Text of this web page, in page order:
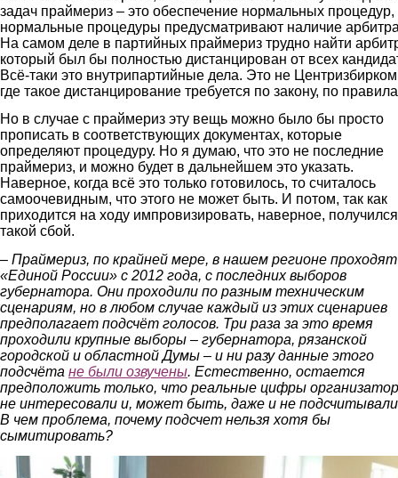
задач праймериз – это обеспечение нормальных процедур,
нормальные процедуры предусматривают наличие
На самом деле в партийных праймериз трудно найти
который был бы полностью дистанцирован от всех
Всё-таки это внутрипартийные дела. Это не
где такое дистанцирование требуется по закону, по
Но в случае с праймериз эту вещь можно было бы просто
прописать в соответствующих документах, которые
определяют процедуру. Но я думаю, что это не последние
праймериз, и можно будет в дальнейшем это указать.
Наверное, когда всё это только готовилось, то считалось
самоочевидным, что этого не может быть. И потом, так как
приходится на ходу импровизировать, наверное, получился
такой сбой.
– Праймериз, по крайней мере, в нашем регионе
«Единой России» с 2012 года, с последних выборов
губернатора. Они проходили по разным техническим
сценариям, но в любом случае каждый из этих сценариев
предполагает подсчёт голосов. Три раза за это время
проходили крупные выборы – губернатора, рязанской
городской и областной Думы – и ни разу данные этого
подсчёта не были озвучены. Естественно, остается
предположить только, что реальные цифры
не интересовали и, может быть, даже и не
В чем проблема, почему подсчет нельзя хотя бы
сымитировать?
1.jpg